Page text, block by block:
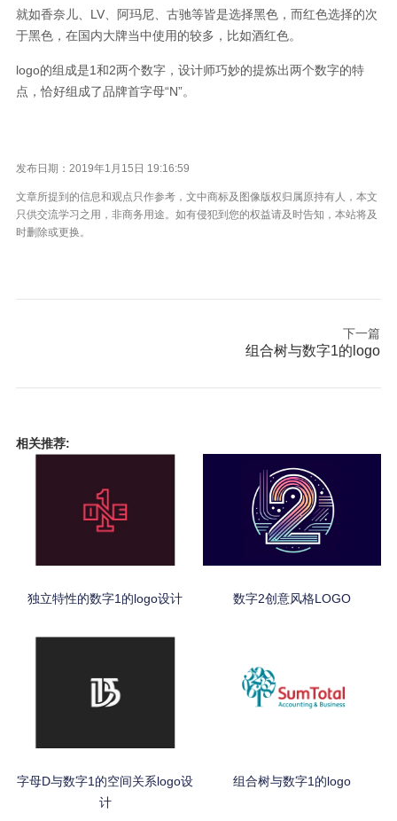
就如香奈儿、LV、阿玛尼、古驰等皆是选择黑色，而红色选择的次
于黑色，在国内大牌当中使用的较多，比如酒红色。
logo的组成是1和2两个数字，设计师巧妙的提炼出两个数字的特
点，恰好组成了品牌首字母“N”。
发布日期：2019年1月15日 19:16:59
文章所提到的信息和观点只作参考，文中商标及图像版权归属原持有人，本文
只供交流学习之用，非商务用途。如有侵犯到您的权益请及时告知，本站将及
时删除或更换。
下一篇
组合树与数字1的logo
相关推荐:
独立特性的数字1的logo设计 数字2创意风格LOGO
字母D与数字1的空间关系logo设
计
组合树与数字1的logo